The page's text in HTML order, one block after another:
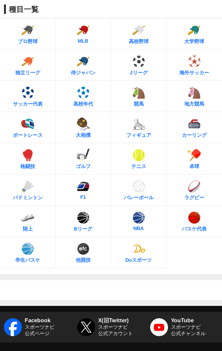
種目一覧
プロ野球 MLB 高校野球 大学野球
独立リーグ 侍ジャパン Jリーグ 海外サッカー
サッカー代表 高校年代 競馬 地方競馬
ボートレース 大相撲 フィギュア カーリング
格闘技 ゴルフ テニス 卓球
バドミントン F1 バレーボール ラグビー
陸上 Bリーグ NBA バスケ代表
学生バスケ 他競技 Doスポーツ
Facebook
スポーツナビ
公式ページ
X(旧Twitter)
スポーツナビ
公式アカウント
YouTube
スポーツナビ
公式チャンネル